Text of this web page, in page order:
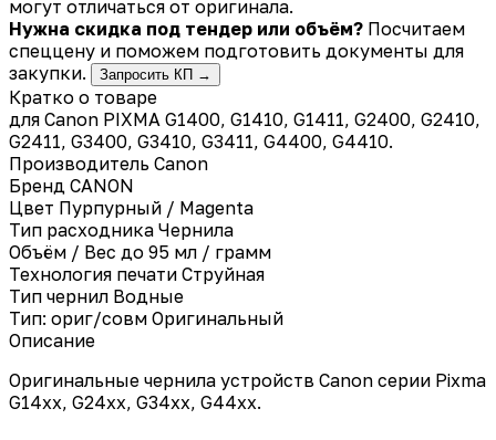
могут отличаться от оригинала.
Нужна скидка под тендер или объём? Посчитаем
спеццену и поможем подготовить документы для
закупки.
Запросить КП →
Кратко о товаре
для Canon PIXMA G1400, G1410, G1411, G2400, G2410,
G2411, G3400, G3410, G3411, G4400, G4410.
Производитель Canon
Бренд CANON
Цвет Пурпурный / Magenta
Тип расходника Чернила
Объём / Вес до 95 мл / грамм
Технология печати Струйная
Тип чернил Водные
Тип: ориг/совм Оригинальный
Описание
Оригинальные чернила устройств Canon серии Pixma
G14xx, G24xx, G34xx, G44xx.